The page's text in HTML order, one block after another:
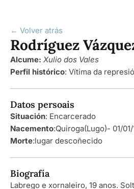
← Volver atrás
Rodríguez
Alcume: Xulio dos Vales
Perfil histórico: Vítima da
Datos persoais
Situación: Encarcerado
Nacemento:Quiroga(Lugo)- 01/01/
Morte:lugar descoñecido
Biografía
Labrego e xornaleiro, 19 anos.